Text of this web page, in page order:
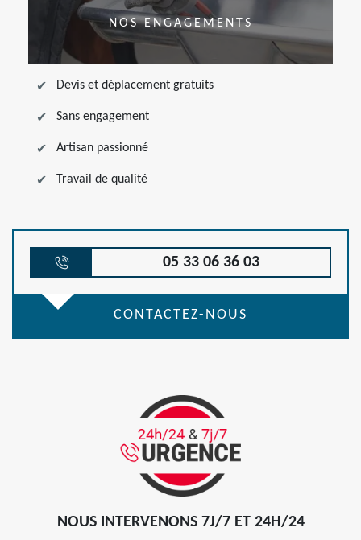
NOS ENGAGEMENTS
Devis et déplacement gratuits
Sans engagement
Artisan passionné
Travail de qualité
05 33 06 36 03
CONTACTEZ-NOUS
NOUS INTERVENONS 7J/7 ET 24H/24